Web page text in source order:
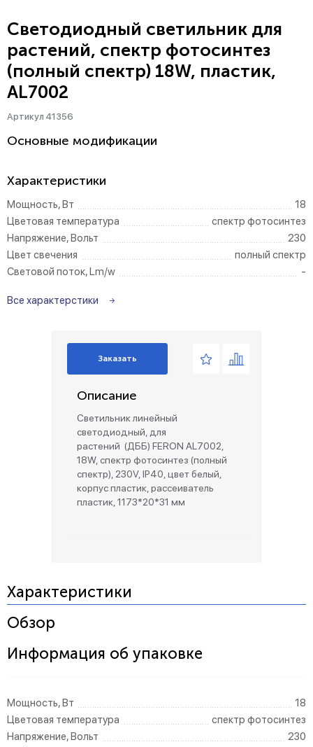
Светодиодный светильник для
растений, спектр фотосинтез
(полный спектр) 18W, пластик,
AL7002
Артикул 41356
Основные модификации
Характеристики
Мощность, Вт
18
Цветовая температура
спектр фотосинтез
Напряжение, Вольт
230
Цвет свечения
полный спектр
Световой поток, Lm/w
-
Все характерстики
Заказать
Описание
Светильник линейный
светодиодный, для
растений (ДББ) FERON AL7002,
18W, спектр фотосинтез (полный
спектр), 230V, IP40, цвет белый,
корпус пластик, рассеиватель
пластик, 1173*20*31 мм
Характеристики
Обзор
Информация об упаковке
Мощность, Вт
18
Цветовая температура
спектр фотосинтез
Напряжение, Вольт
230